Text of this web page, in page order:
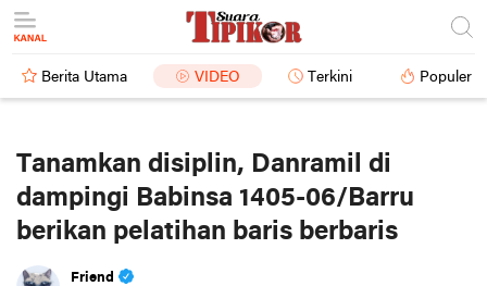
Berita Utama VIDEO Terkini Populer
Tanamkan disiplin, Danramil di
dampingi Babinsa 1405-06/Barru
berikan pelatihan baris berbaris
Friend